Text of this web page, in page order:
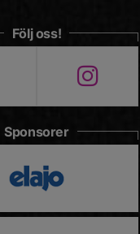
Följ oss!
Sponsorer